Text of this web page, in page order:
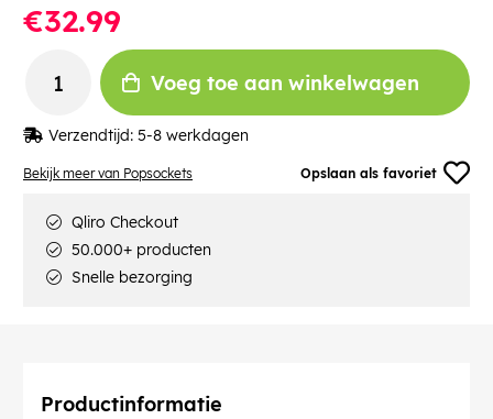
Bekijk meer van Popsockets Opslaan als favoriet
€32.99
Voeg toe aan winkelwagen
Verzendtijd: 5-8 werkdagen
Qliro Checkout
50.000+ producten
Snelle bezorging
Productinformatie